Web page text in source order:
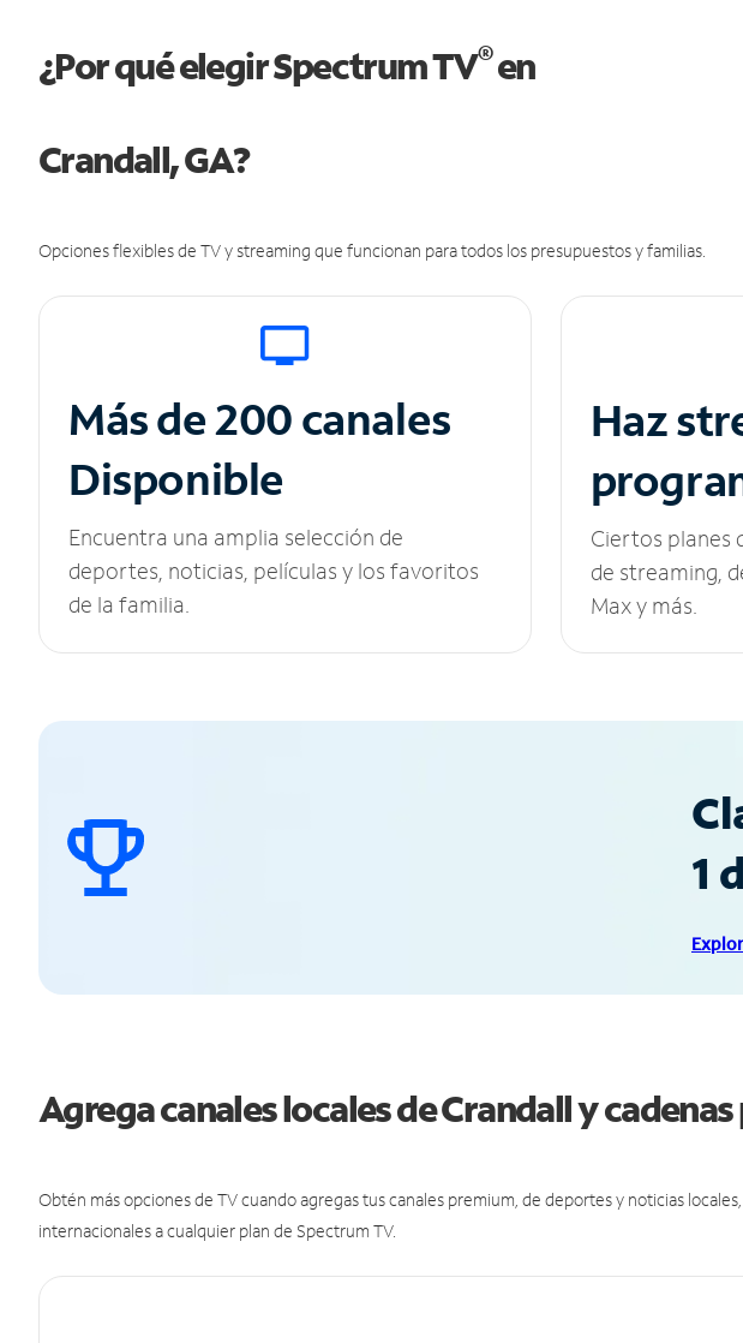
¿Por qué elegir Spectrum TV®en
Crandall, GA?
Opciones flexibles de TV y streaming que funcionan para todos los presupuestos y familias.
Más de 200 canales
Disponible
Encuentra una amplia selección de
deportes, noticias, películas y los favoritos
de la familia.
Haz
Ciertos planes
de streaming,
Max y más.
1
Agrega canales locales de Crandall y
Obtén más opciones de TV cuando agregas tus canales premium, de deportes y noticias
internacionales a cualquier plan de Spectrum TV.